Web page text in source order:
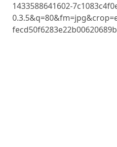
1433588641602-